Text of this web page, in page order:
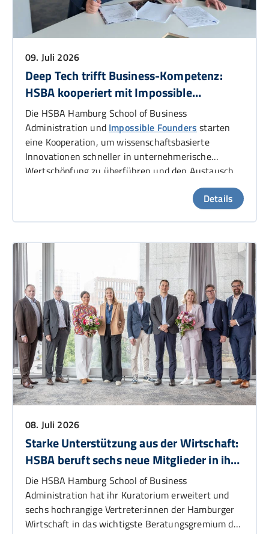
09. Juli 2026
Deep Tech trifft Business-Kompetenz:
HSBA kooperiert mit Impossible
Founders
Die HSBA Hamburg School of Business
Administration und Impossible Founders starten
eine Kooperation, um wissenschaftsbasierte
Innovationen schneller in unternehmerische
Wertschöpfung zu überführen und den Austausch
zwischen Wissenschaft, Start-ups und Wirtschaft
zu stärken. Studierende erhalten dabei die
innovative Geschäftsmodelle mitzuentwickeln und
unternehmerische Verantwortung zu übernehmen.
Details
08. Juli 2026
Starke Unterstützung aus der Wirtschaft:
HSBA beruft sechs neue Mitglieder in ihr
Kuratorium
Die HSBA Hamburg School of Business
Administration hat ihr Kuratorium erweitert und
sechs hochrangige Vertreter:innen der Hamburger
Wirtschaft in das wichtigste Beratungsgremium der